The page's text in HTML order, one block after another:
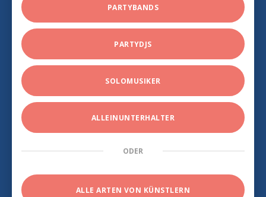
PARTYBANDS
PARTYDJS
SOLOMUSIKER
ALLEINUNTERHALTER
ODER
ALLE ARTEN VON KÜNSTLERN